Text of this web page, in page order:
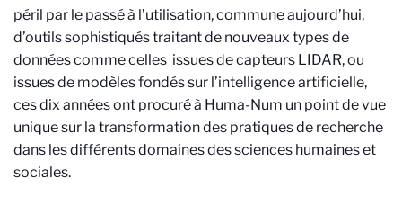
péril par le passé à l’utilisation, commune aujourd’hui,
d’outils sophistiqués traitant de nouveaux types de
données comme celles issues de capteurs LIDAR, ou
issues de modèles fondés sur l’intelligence artificielle,
ces dix années ont procuré à Huma-Num un point de vue
unique sur la transformation des pratiques de recherche
dans les différents domaines des sciences humaines et
sociales.